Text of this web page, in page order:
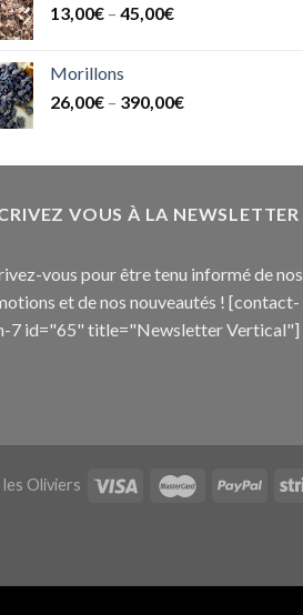
13,00€– 45,00€
Morillons
26,00€– 390,00€
VOUS À LA NEWSLETTER
vous pour être tenu informé de nos
et de nos nouveautés ! [contact-
7 id="65" title="Newsletter Vertical"]
les Oliviers